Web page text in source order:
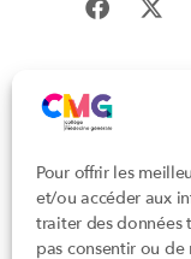
Pour offrir les
et/ou accéder aux
traiter des données
pas consentir ou